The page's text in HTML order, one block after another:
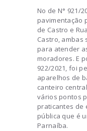
No de N° 921/
pavimentação
de Castro e
Castro, ambas
para atender
moradores. E
922/2021, foi
aparelhos de
canteiro
vários pontos
praticantes de
pública que é
Parnaíba.